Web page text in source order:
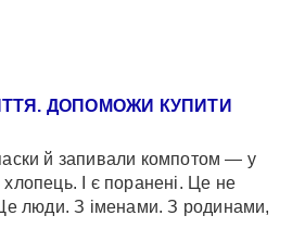
ДОПОМОЖИ КУПИТИ
й запивали компотом — у
І є поранені. Це не
люди. З іменами. З родинами,